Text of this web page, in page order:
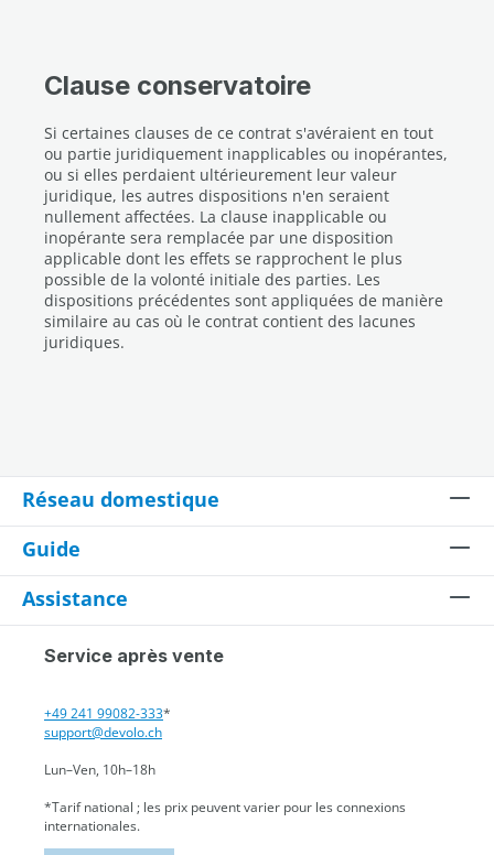
Clause conservatoire
Si certaines clauses de ce contrat s'avéraient en tout
ou partie juridiquement inapplicables ou inopérantes,
ou si elles perdaient ultérieurement leur valeur
juridique, les autres dispositions n'en seraient
nullement affectées. La clause inapplicable ou
inopérante sera remplacée par une disposition
applicable dont les effets se rapprochent le plus
possible de la volonté initiale des parties. Les
dispositions précédentes sont appliquées de manière
similaire au cas où le contrat contient des lacunes
juridiques.
Réseau domestique
Guide
Assistance
Service après vente
+49 241 99082-333*
support@devolo.ch
Lun–Ven, 10h–18h
*Tarif national ; les prix peuvent varier pour les connexions
internationales.